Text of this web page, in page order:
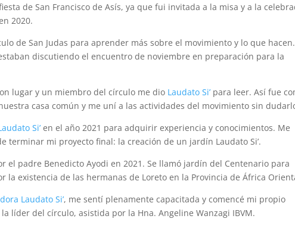
de San Francisco de Asís, ya que fui invitada a la misa y a la
2020.
de San Judas para aprender más sobre el movimiento y lo que
discutiendo el encuentrode noviembre en preparación para la
lugar y un miembro del círculo me dio Laudato Si’ para leer. Así fue
casa común y me uní a las actividades del movimiento sin
Si’ en el año 2021 para adquirir experiencia y conocimientos. Me
terminar mi proyecto final: la creación de un jardín Laudato Si’.
el padre Benedicto Ayodi en 2021. Se llamó jardín del Centenario para
la existencia de las hermanas de Loreto en la Provincia de África
Laudato Si’, me sentí plenamente capacitada y comencé mi propio
líder del círculo, asistida por la Hna. Angeline Wanzagi IBVM.